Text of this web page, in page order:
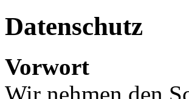
Datenschutz
Vorwort